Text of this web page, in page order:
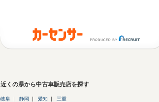
近くの県から中古車販売店を探す
岐阜 静岡 愛知 三重